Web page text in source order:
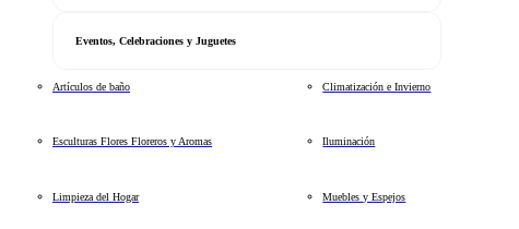
Eventos, Celebraciones y Juguetes
Artículos de baño Climatización e Invierno
Esculturas Flores Floreros y Aromas Iluminación
Limpieza del Hogar Muebles y Espejos